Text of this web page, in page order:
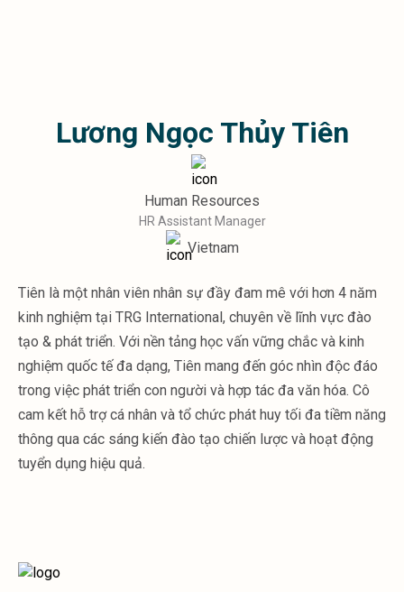
MS Azure
Great People Inside
Cloud Financial Solutions
Cloud Transformation (Cloud Services)
Enterprise Asset Management
Enterprise Resource Planning
Financial Management
Business Planning
Business Operations
Talent Management
Sales &amp; Martech
Dịch Vụ Tài Chính
Ngành Khách Sạn
Y Tế
Giáo dục
Lương Ngọc Thủy Tiên
Human Resources
HR Assistant Manager
Vietnam
Tiên là một nhân viên nhân sự đầy đam mê với hơn 4 năm
kinh nghiệm tại TRG International, chuyên về lĩnh vực đào
tạo & phát triển. Với nền tảng học vấn vững chắc và kinh
nghiệm quốc tế đa dạng, Tiên mang đến góc nhìn độc đáo
trong việc phát triển con người và hợp tác đa văn hóa. Cô
cam kết hỗ trợ cá nhân và tổ chức phát huy tối đa tiềm năng
thông qua các sáng kiến đào tạo chiến lược và hoạt động
tuyển dụng hiệu quả.